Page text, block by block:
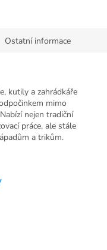
Ostatní informace
kutily a zahrádkáře
mimo
nejen tradiční
práce, ale stále
a trikům.